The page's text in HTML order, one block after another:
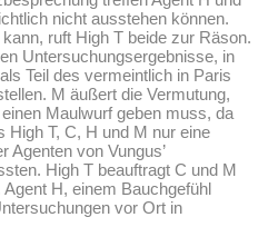
nicht ausstehen können.
ruft High T beide zur Räson.
Untersuchungsergebnisse, in
Teil des vermeintlich in Paris
M äußert die Vermutung,
Maulwurf geben muss, da
High T, C, H und M nur eine
Agenten von Vungus’
High T beauftragt C und M
H, einem Bauchgefühl
vor Ort in